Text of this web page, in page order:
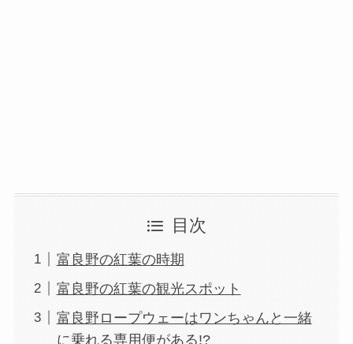
目次
富良野の紅葉の時期
富良野の紅葉の観光スポット
富良野ロープウェーはワンちゃんと一緒
に乗れる専用便がある!?